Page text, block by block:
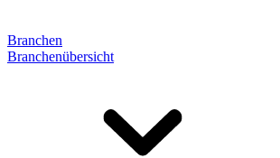
Branchen
Branchenübersicht